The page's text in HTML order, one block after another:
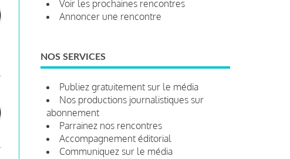
Voir les prochaines rencontres
Annoncer une rencontre
NOS SERVICES
Publiez gratuitement sur le média
Nos productions journalistiques sur
abonnement
Parrainez nos rencontres
Accompagnement éditorial
Communiquez sur le média